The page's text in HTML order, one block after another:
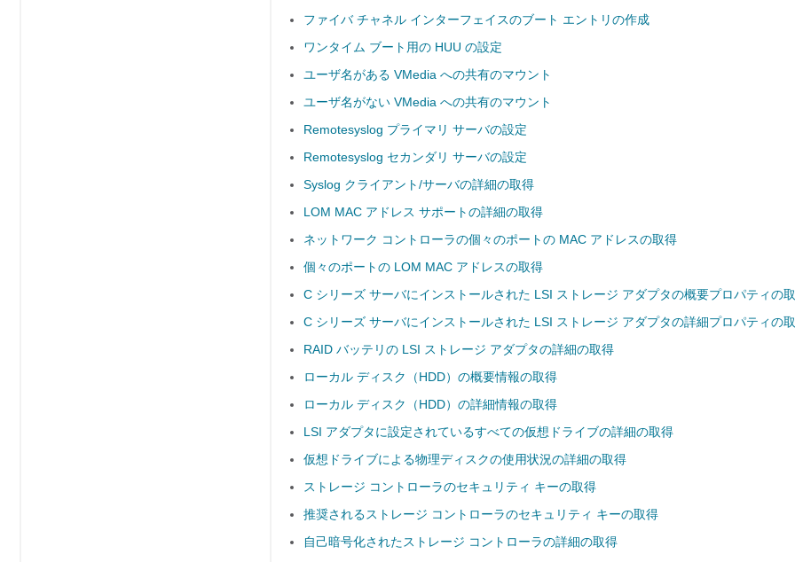
ファイバ チャネル インターフェイスのブート エントリの作成
ワンタイム ブート用の HUU の設定
ユーザ名がある VMedia への共有のマウント
ユーザ名がない VMedia への共有のマウント
Remotesyslog プライマリ サーバの設定
Remotesyslog セカンダリ サーバの設定
Syslog クライアント/サーバの詳細の取得
LOM MAC アドレス サポートの詳細の取得
ネットワーク コントローラの個々のポートの MAC アドレスの取得
個々のポートの LOM MAC アドレスの取得
C シリーズ サーバにインストールされた LSI ストレージ アダプタの概要プロパティの
C シリーズ サーバにインストールされた LSI ストレージ アダプタの詳細プロパティの
RAID バッテリの LSI ストレージ アダプタの詳細の取得
ローカル ディスク（HDD）の概要情報の取得
ローカル ディスク（HDD）の詳細情報の取得
LSI アダプタに設定されているすべての仮想ドライブの詳細の取得
仮想ドライブによる物理ディスクの使用状況の詳細の取得
ストレージ コントローラのセキュリティ キーの取得
推奨されるストレージ コントローラのセキュリティ キーの取得
自己暗号化されたストレージ コントローラの詳細の取得